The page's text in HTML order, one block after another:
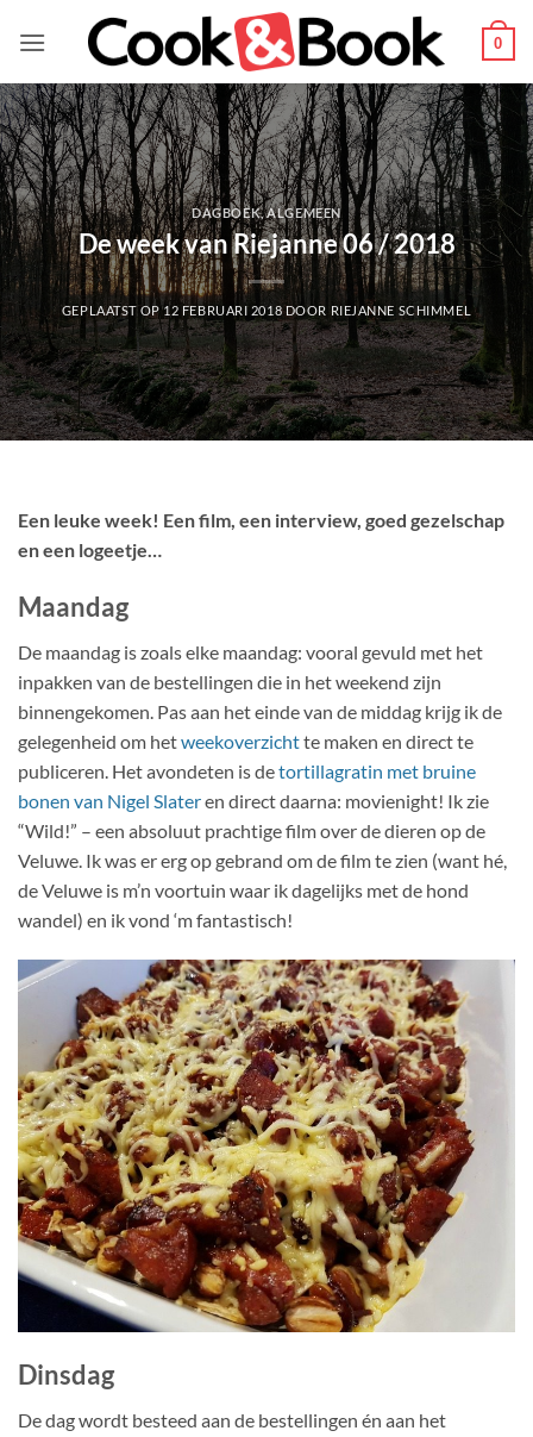
naar
0
DAGBOEK,ALGEMEEN
De week van Riejanne 06 / 2018
GEPLAATST OP12 FEBRUARI 2018 DOOR RIEJANNE SCHIMMEL
Een leuke week! Een film, een interview, goed gezelschap
en een logeetje…
Maandag
De maandag is zoals elke maandag: vooral gevuld met het
inpakken van de bestellingen die in het weekend zijn
binnengekomen. Pas aan het einde van de middag krijg ik de
gelegenheid om hetweekoverzichtte maken en direct te
publiceren. Het avondeten is detortillagratin met bruine
bonen van Nigel Slateren direct daarna: movienight! Ik zie
“Wild!” – een absoluut prachtige film over de dieren op de
Veluwe. Ik was er erg op gebrand om de film te zien (want hé,
de Veluwe is m’n voortuin waar ik dagelijks met de hond
wandel) en ik vond ‘m fantastisch!
Dinsdag
De dag wordt besteed aan de bestellingen én aan het